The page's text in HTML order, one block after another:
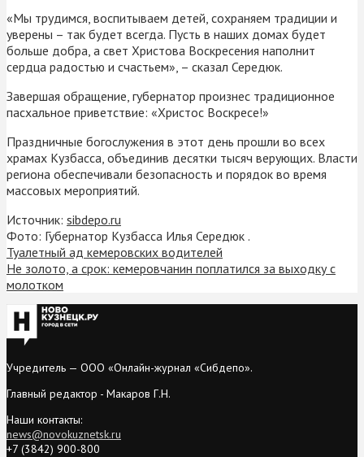
«Мы трудимся, воспитываем детей, сохраняем традиции и
уверены – так будет всегда. Пусть в наших домах будет
больше добра, а свет Христова Воскресения наполнит
сердца радостью и счастьем», – сказал Середюк.
Завершая обращение, губернатор произнес традиционное
пасхальное приветствие: «Христос Воскресе!»
Праздничные богослужения в этот день прошли во всех
храмах Кузбасса, объединив десятки тысяч верующих. Власти
региона обеспечивали безопасность и порядок во время
массовых мероприятий.
Источник: sibdepo.ru
Фото: Губернатор Кузбасса Илья Середюк .
Туалетный ад кемеровских водителей
Не золото, а срок: кемеровчанин поплатился за выходку с
молотком
Учредитель — ООО «Онлайн-журнал «Сибдепо».
Главный редактор - Макаров Г.Н.
Наши контакты:
news@novokuznetsk.ru
+7 (3842) 900-800